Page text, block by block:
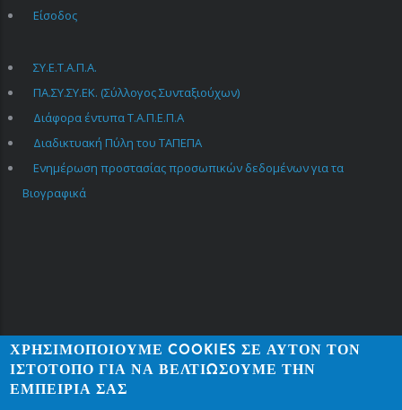
Είσοδος
USEFUL
LINKS
ΣΥ.Ε.Τ.Α.Π.Α.
ΠΑ.ΣΥ.ΣΥ.ΕΚ. (Σύλλογος Συνταξιούχων)
Διάφορα έντυπα Τ.Α.Π.Ε.Π.Α
Διαδικτυακή Πύλη του ΤΑΠΕΠΑ
Ενημέρωση προστασίας προσωπικών δεδομένων για τα
Βιογραφικά
ΧΡΗΣΙΜΟΠΟΙΟΎΜΕ COOKIES ΣΕ ΑΥΤΌΝ ΤΟΝ
ΙΣΤΌΤΟΠΟ ΓΙΑ ΝΑ ΒΕΛΤΙΏΣΟΥΜΕ ΤΗΝ
ΕΜΠΕΙΡΊΑ ΣΑΣ